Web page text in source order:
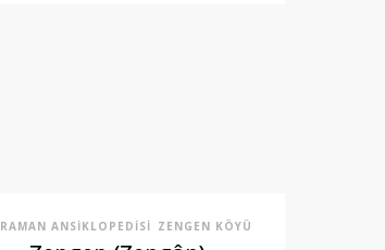
ANSIKLOPEDISI ZENGEN KÖYÜ